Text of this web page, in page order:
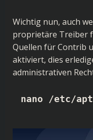
Wichtig nun, auch
proprietäre Treiber
Quellen für Contrib
aktiviert, dies
administrativen
nano /etc/